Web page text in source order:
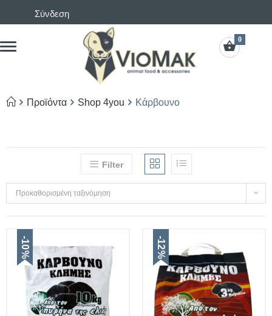
Σύνδεση
0
Προϊόντα Shop 4you Κάρβουνο
Filter
Προκαθορισμένη ταξινόμηση
-10% -12%